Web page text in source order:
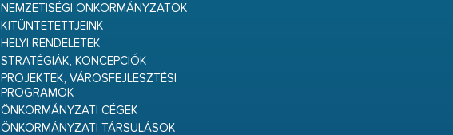
NEMZETISÉGI ÖNKORMÁNYZATOK
KITÜNTETETTJEINK
HELYI RENDELETEK
STRATÉGIÁK, KONCEPCIÓK
PROJEKTEK, VÁROSFEJLESZTÉSI
PROGRAMOK
ÖNKORMÁNYZATI CÉGEK
ÖNKORMÁNYZATI TÁRSULÁSOK